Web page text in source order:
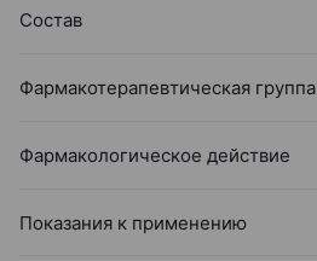
Состав
Фармакотерапевтическая группа
Фармакологическое действие
Показания к применению